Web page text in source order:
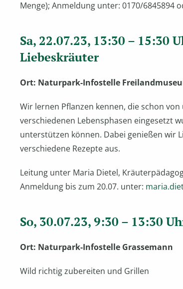
Menge); Anmeldung unter: 0170/6845894
Sa, 22.07.23, 13:30 – 15:30
Liebeskräuter
Ort: Naturpark-Infostelle
Wir lernen Pflanzen kennen, die schon
verschiedenen Lebensphasen eingesetzt
unterstützen können. Dabei genießen wir
verschiedene Rezepte aus.
Leitung unter Maria Dietel,
Anmeldung bis zum 20.07. unter:
So, 30.07.23, 9:30 – 13:30
Ort: Naturpark-Infostelle Grassemann
Wild richtig zubereiten und Grillen